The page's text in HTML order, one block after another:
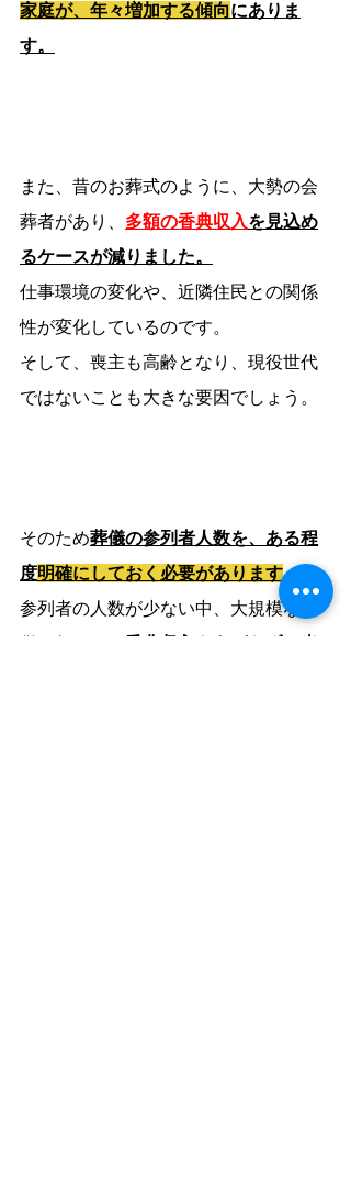
家庭が、年々増加する傾向にありま
す。
また、昔のお葬式のように、大勢の会
葬者があり、 多額の香典収入を見込め
るケースが減りました。
仕事環境の変化や、近隣住民との関係
性が変化しているのです。
そして、喪主も高齢となり、現役世代
ではないことも大きな要因でしょう。
そのため葬儀の参列者人数を、ある程
度明確にしておく必要があります。
参列者の人数が少ない中、大規模な葬